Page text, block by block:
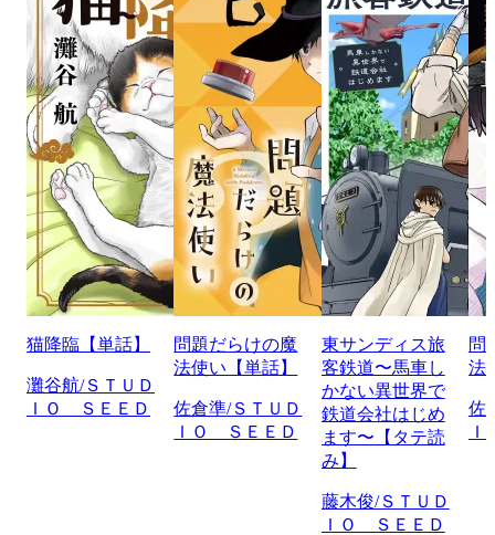
猫降臨【単話】
灘谷航/ＳＴＵＤ
ＩＯ ＳＥＥＤ
問題だらけの魔
法使い【単話】
佐倉準/ＳＴＵＤ
ＩＯ ＳＥＥＤ
東サンディス旅
客鉄道〜馬車し
かない異世界で
鉄道会社はじめ
ます〜【タテ読
み】
藤木俊/ＳＴＵＤ
ＩＯ ＳＥＥＤ
問
法
佐